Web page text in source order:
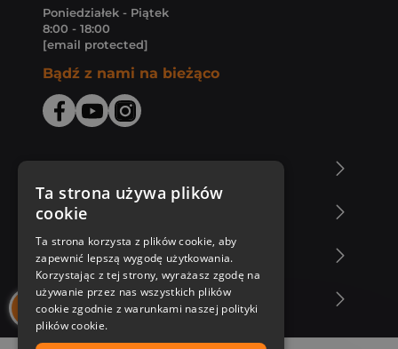
Poniedziałek - Piątek
8:00 - 18:00
[email protected]
Bądź z nami na bieżąco
Zakupy u nas
Nasza oferta
Nasi autorzy
Ta strona używa plików
cookie
Ta strona korzysta z plików cookie, aby
zapewnić lepszą wygodę użytkowania.
Korzystając z tej strony, wyrażasz zgodę na
używanie przez nas wszystkich plików
cookie zgodnie z warunkami naszej polityki
plików cookie.